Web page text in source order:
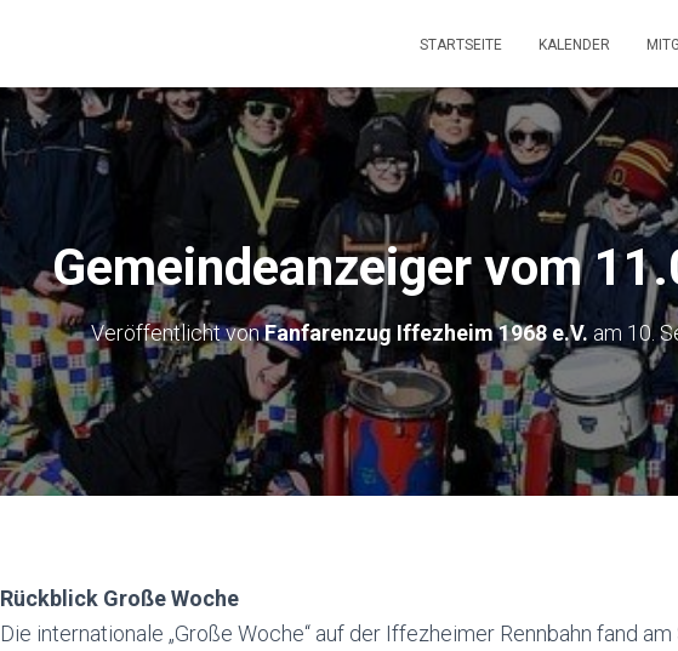
STARTSEITE KALENDER
Gemeindeanzeiger vom
Veröffentlicht vonFanfarenzug Iffezheim 1968 e.V. am 10.
Rückblick Große Woche
Die internationale „Große Woche“ auf der Iffezheimer Rennbahn fand am